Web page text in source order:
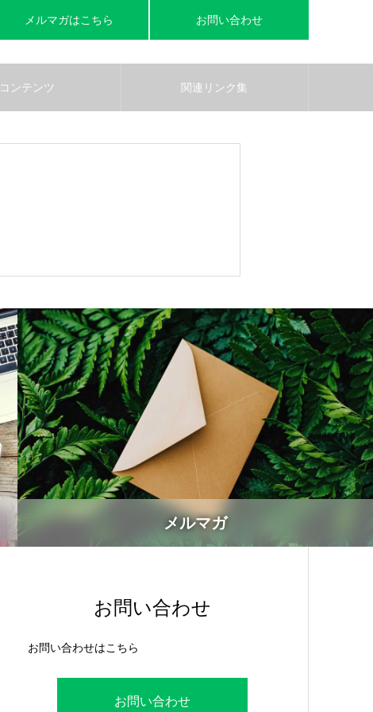
メルマガはこちら お問い合わせ
コンテンツ 関連リンク集
メルマガ
お問い合わせ
お問い合わせはこちら
お問い合わせ